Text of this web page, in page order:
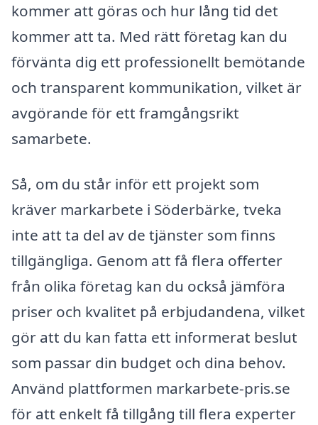
kommer att göras och hur lång tid det
kommer att ta. Med rätt företag kan du
förvänta dig ett professionellt bemötande
och transparent kommunikation, vilket är
avgörande för ett framgångsrikt
samarbete.
Så, om du står inför ett projekt som
kräver markarbete i Söderbärke, tveka
inte att ta del av de tjänster som finns
tillgängliga. Genom att få flera offerter
från olika företag kan du också jämföra
priser och kvalitet på erbjudandena, vilket
gör att du kan fatta ett informerat beslut
som passar din budget och dina behov.
Använd plattformen markarbete-pris.se
för att enkelt få tillgång till flera experter